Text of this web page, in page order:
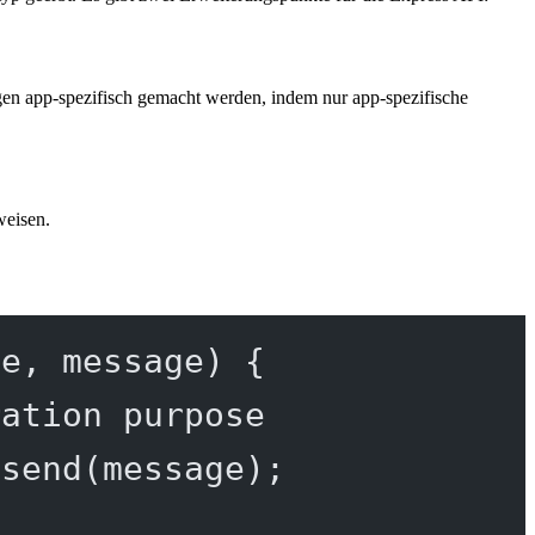
app-spezifisch gemacht werden, indem nur app-spezifische
, message) {
purpose
send (message);